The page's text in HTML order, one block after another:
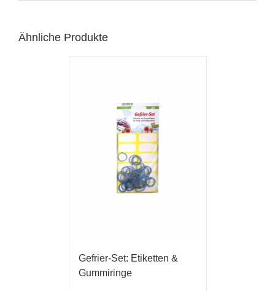
Ähnliche Produkte
Gefrier-Set: Etiketten &
Gummiringe